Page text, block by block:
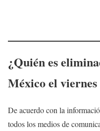
¿Quién es
Méxicoel
De acuerdo con la
todos los medios de